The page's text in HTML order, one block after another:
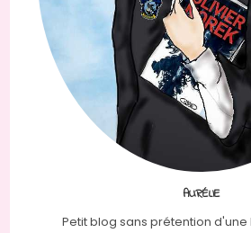
AURÉLIE
Petit blog sans prétention